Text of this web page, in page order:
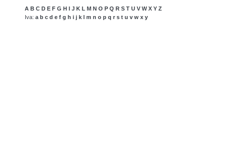
A B C D E F G H I J K L M N O P Q R S T U V W X Y Z
Iva: a b c d e f g h i j k l m n o p q r s t u v w x y